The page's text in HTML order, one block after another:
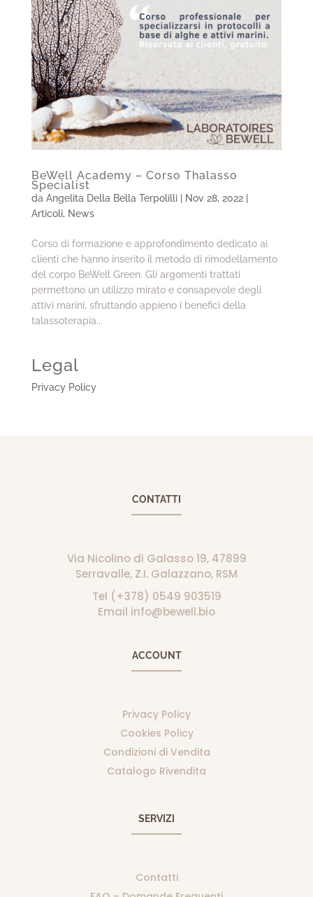
BeWell Academy – Corso Thalasso
Specialist
da Angelita Della Bella Terpolilli| Nov 28, 2022|
Articoli, News
Corso di formazione e approfondimento dedicato ai
clienti che hanno inserito il metodo di rimodellamento
del corpo BeWell Green. Gli argomenti trattati
permettono un utilizzo mirato e consapevole degli
attivi marini, sfruttando appieno i benefici della
talassoterapia...
Legal
Privacy Policy
CONTATTI
Via Nicolino di Galasso 19, 47899
Serravalle, Z.I. Galazzano, RSM
Tel (+378) 0549 903519
Email info@bewell.bio
ACCOUNT
Privacy Policy
Cookies Policy
Condizioni di Vendita
Catalogo Rivendita
SERVIZI
Contatti